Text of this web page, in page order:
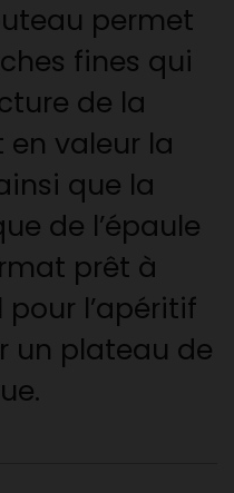
permet
fines qui
de la
valeur la
que la
de l’épaule
prêt à
l’apéritif
un plateau de